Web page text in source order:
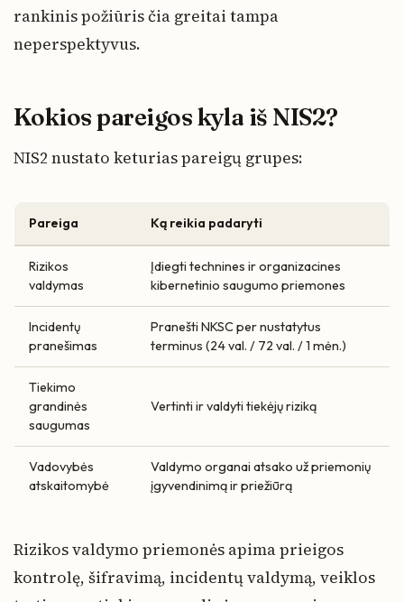
rankinis požiūris čia greitai tampa
neperspektyvus.
Kokios pareigos kyla iš NIS2?
NIS2 nustato keturias pareigų grupes:
Pareiga Ką reikia padaryti
Rizikos
valdymas
Įdiegti technines ir organizacines
kibernetinio saugumo priemones
Incidentų
pranešimas
Pranešti NKSC per nustatytus
terminus (24 val. / 72 val. / 1 mėn.)
Tiekimo
grandinės
saugumas
Vertinti ir valdyti tiekėjų riziką
Vadovybės
atskaitomybė
Valdymo organai atsako už priemonių
įgyvendinimą ir priežiūrą
Rizikos valdymo priemonės apima prieigos
kontrolę, šifravimą, incidentų valdymą, veiklos